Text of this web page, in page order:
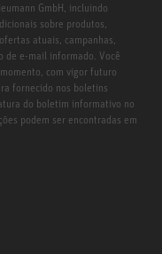
GmbH, incluindo
sobre produtos,
atuais, campanhas,
de e-mail informado. Você
com vigor futuro
fornecido nos boletins
do boletim informativo no
podem ser encontradas em